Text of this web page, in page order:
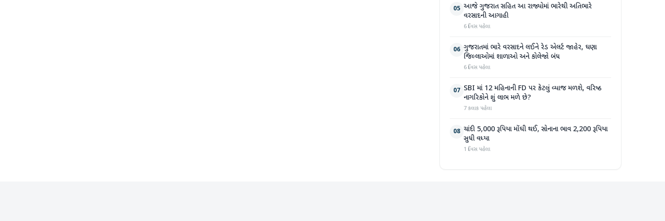
05 આજે ગુજરાત સહિત આ રાજ્યોમાં ભારેથી અતિભારે
વરસાદની આગાહી
6 દિવસ પહેલા
06 ગુજરાતમાં ભારે વરસાદને લઈને રેડ એલર્ટ જાહેર, ઘણા
જિલ્લાઓમાં શાળાઓ અને કોલેજો બંધ
6 દિવસ પહેલા
07 SBI માં 12 મહિનાની FD પર કેટલું વ્યાજ મળશે, વરિષ્ઠ
નાગરિકોને શું લાભ મળે છે?
7 કલાક પહેલા
08 ચાંદી 5,000 રૂપિયા મોંઘી થઈ, સોનાના ભાવ 2,200 રૂપિયા
સુધી વધ્યા
1 દિવસ પહેલા